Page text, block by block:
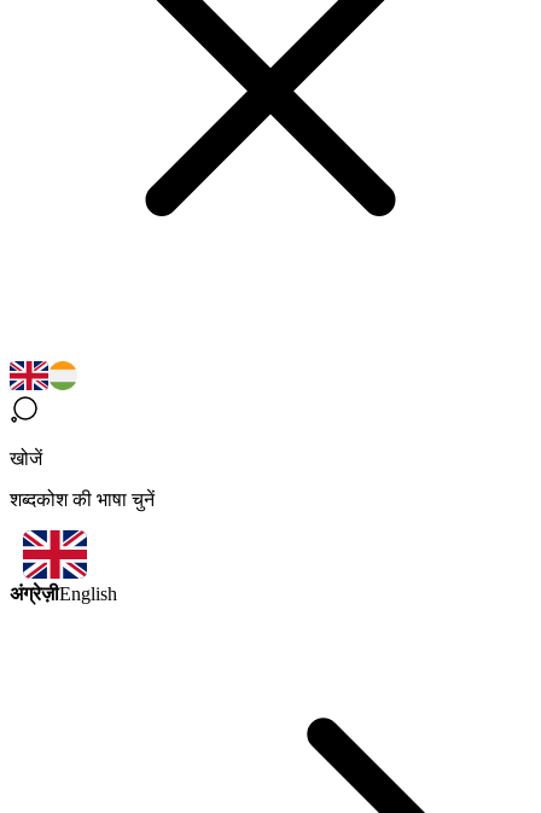
खोजें
शब्दकोश की भाषा चुनें
अंग्रेज़ीEnglish